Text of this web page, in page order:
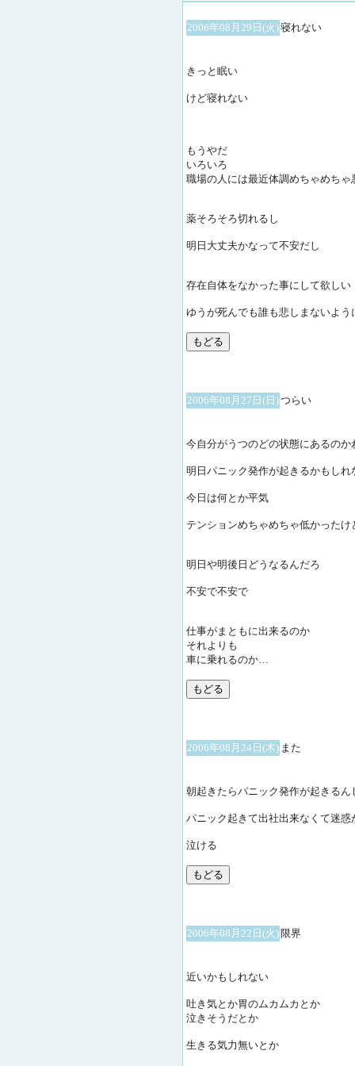
2006年08月29日(火)寝れない
きっと眠い
けど寝れない
もうやだ
いろいろ
職場の人には最近体調めちゃめち
薬そろそろ切れるし
明日大丈夫かなって不安だし
存在自体をなかった事にして欲しい
ゆうが死んでも誰も悲しまないよう
2006年08月27日(日)つらい
今自分がうつのどの状態にあるの
明日パニック発作が起きるかもし
今日は何とか平気
テンションめちゃめちゃ低かったけ
明日や明後日どうなるんだろ
不安で不安で
仕事がまともに出来るのか
それよりも
車に乗れるのか…
2006年08月24日(木) また
朝起きたらパニック発作が起きる
パニック起きて出社出来なくて迷
泣ける
2006年08月22日(火) 限界
近いかもしれない
吐き気とか胃のムカムカとか
泣きそうだとか
生きる気力無いとか